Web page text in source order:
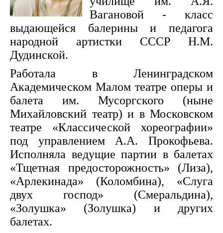
Вагановой - класс
выдающейся балерины и педагога
народной артистки СССР Н.М.
Дудинской.
Работала в Ленинградском
Академическом Малом театре оперы и
балета им. Мусоргского (ныне
Михайловский театр) и в Московском
театре «Классической хореографии»
под управлением А.А. Прокофьева.
Исполняла ведущие партии в балетах
«Тщетная предосторожность» (Лиза),
«Арлекинада» (Коломбина), «Слуга
двух господ» (Смеральдина),
«Золушка» (Золушка) и других
балетах.